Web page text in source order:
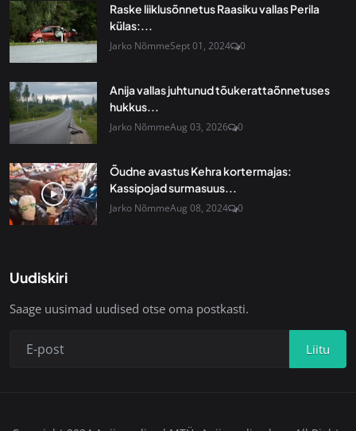
Raske liiklusõnnetus Raasiku vallas Perila
külas:...
Jarko NõmmeSept 01, 2024 0
Anija vallas juhtunud tõukerattaõnnetuses
hukkus...
Jarko NõmmeAug 03, 2026 0
Õudne avastus Kehra kortermajas:
Kassipojad surmasuus...
Jarko NõmmeAug 08, 2024 0
Uudiskiri
Saage uusimad uudised otse oma postkasti.
Liitu